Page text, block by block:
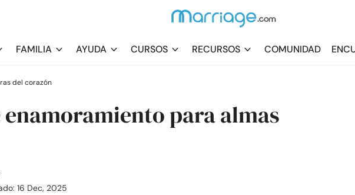
FAMILIA AYUDA CURSOS RECURSOS COMUNIDAD
del corazón
enamoramiento para almas
16 Dec, 2025